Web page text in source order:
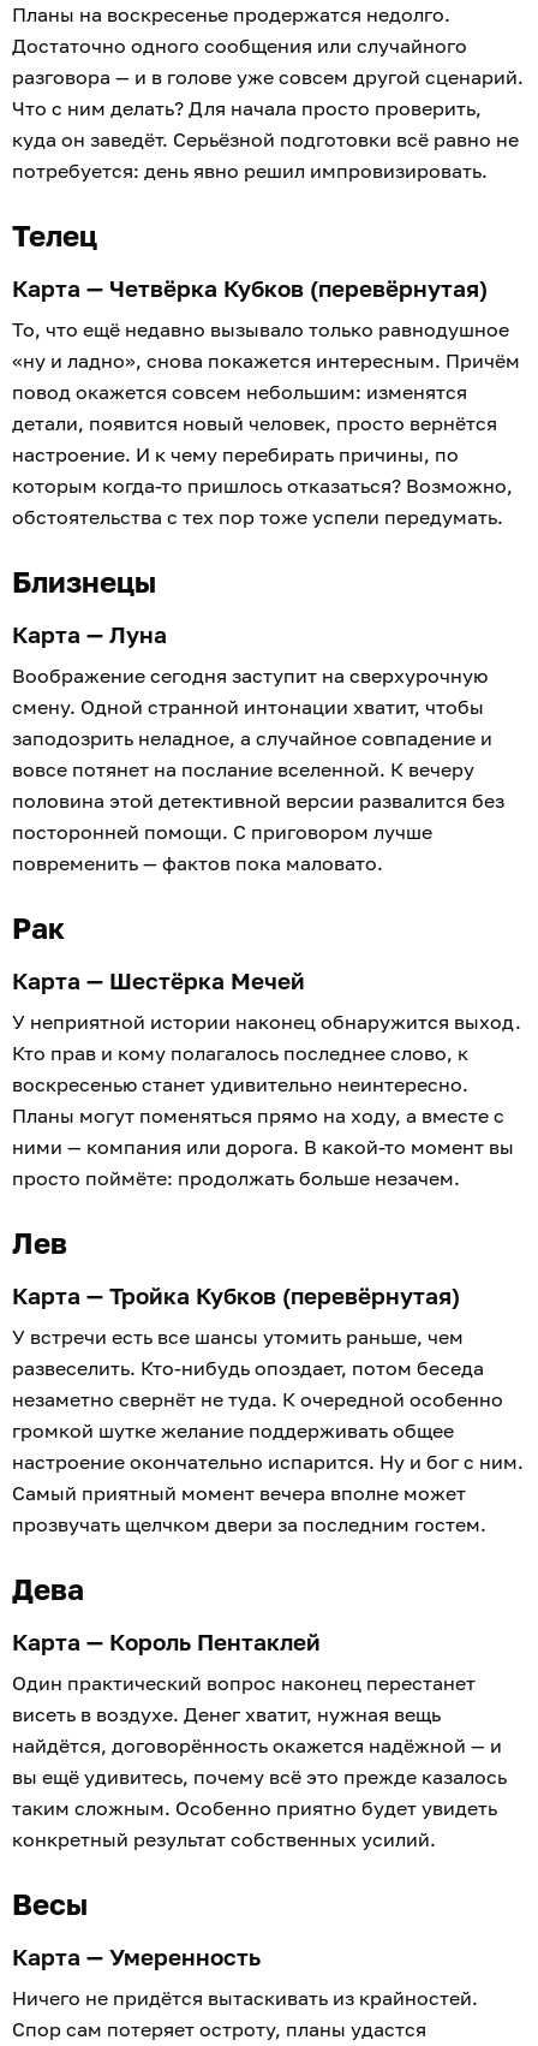
Планы на воскресенье продержатся недолго.
Достаточно одного сообщения или случайного
разговора — и в голове уже совсем другой сценарий.
Что с ним делать? Для начала просто проверить,
куда он заведёт. Серьёзной подготовки всё равно не
потребуется: день явно решил импровизировать.
Телец
Карта — Четвёрка Кубков (перевёрнутая)
То, что ещё недавно вызывало только равнодушное
«ну и ладно», снова покажется интересным. Причём
повод окажется совсем небольшим: изменятся
детали, появится новый человек, просто вернётся
настроение. И к чему перебирать причины, по
которым когда-то пришлось отказаться? Возможно,
обстоятельства с тех пор тоже успели передумать.
Близнецы
Карта — Луна
Воображение сегодня заступит на сверхурочную
смену. Одной странной интонации хватит, чтобы
заподозрить неладное, а случайное совпадение и
вовсе потянет на послание вселенной. К вечеру
половина этой детективной версии развалится без
посторонней помощи. С приговором лучше
повременить — фактов пока маловато.
Рак
Карта — Шестёрка Мечей
У неприятной истории наконец обнаружится выход.
Кто прав и кому полагалось последнее слово, к
воскресенью станет удивительно неинтересно.
Планы могут поменяться прямо на ходу, а вместе с
ними — компания или дорога. В какой-то момент вы
просто поймёте: продолжать больше незачем.
Лев
Карта — Тройка Кубков (перевёрнутая)
У встречи есть все шансы утомить раньше, чем
развеселить. Кто-нибудь опоздает, потом беседа
незаметно свернёт не туда. К очередной особенно
громкой шутке желание поддерживать общее
настроение окончательно испарится. Ну и бог с ним.
Самый приятный момент вечера вполне может
прозвучать щелчком двери за последним гостем.
Дева
Карта — Король Пентаклей
Один практический вопрос наконец перестанет
висеть в воздухе. Денег хватит, нужная вещь
найдётся, договорённость окажется надёжной — и
вы ещё удивитесь, почему всё это прежде казалось
таким сложным. Особенно приятно будет увидеть
конкретный результат собственных усилий.
Весы
Карта — Умеренность
Ничего не придётся вытаскивать из крайностей.
Спор сам потеряет остроту, планы удастся